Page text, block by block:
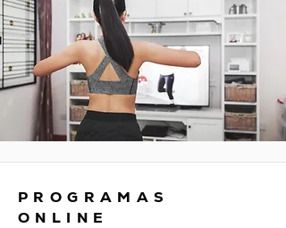
PROGRAMAS
ONLINE